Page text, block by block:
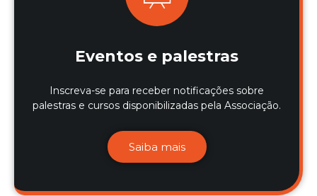
Eventos e palestras
Inscreva-se para receber notificações sobre
palestras e cursos disponibilizadas pela Associação.
Saiba mais